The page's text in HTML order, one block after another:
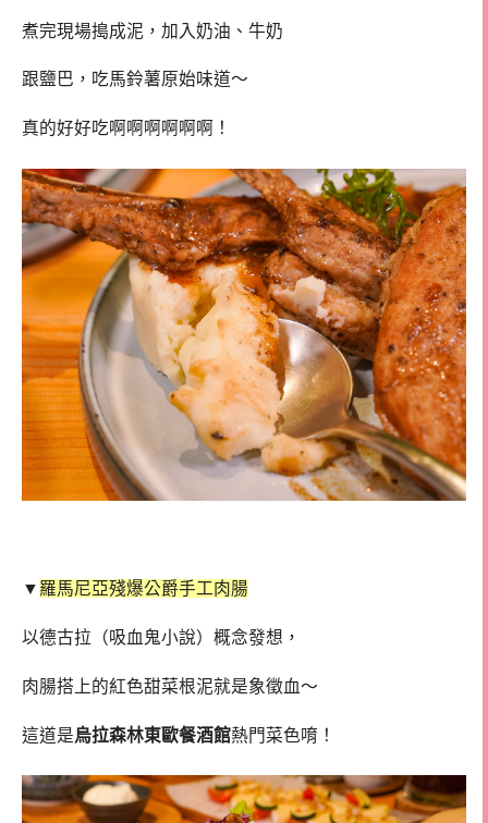
煮完現場搗成泥，加入奶油、牛奶
跟鹽巴，吃馬鈴薯原始味道～
真的好好吃啊啊啊啊啊啊！
▼ 羅馬尼亞殘爆公爵手工肉腸
以德古拉（吸血鬼小說）概念發想，
肉腸搭上的紅色甜菜根泥就是象徵血～
這道是烏拉森林東歐餐酒館熱門菜色唷！